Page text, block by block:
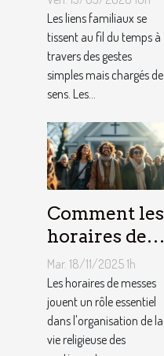
peuvent
renforcer les
liens
familiaux ?
Les liens familiaux se
tissent au fil du temps à
travers des gestes
simples mais chargés de
sens. Les...
Comment les
horaires de
messes
facilitent la
vie des
pratiquants ?
Mar. 18/11/2025 1h
Les horaires de messes
jouent un rôle essentiel
dans l'organisation de la
vie religieuse des